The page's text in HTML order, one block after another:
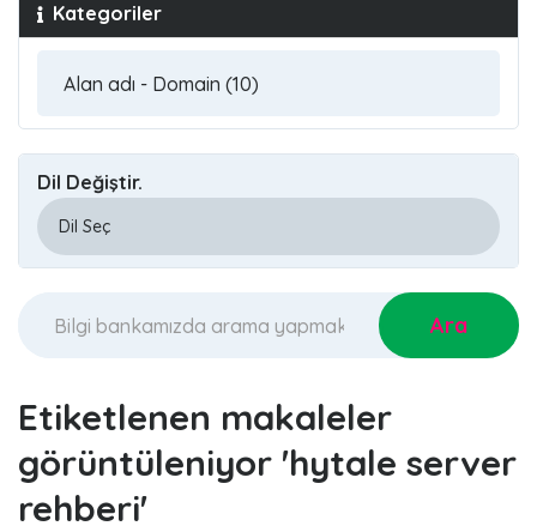
Kategoriler
Dil Değiştir.
Etiketlenen makaleler
görüntüleniyor 'hytale server
rehberi'